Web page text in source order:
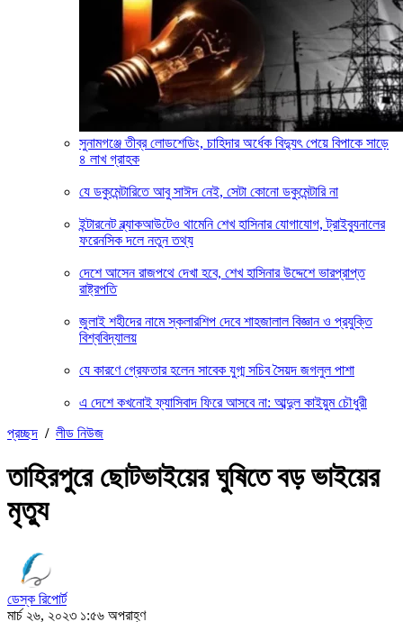
সুনামগঞ্জে তীব্র লোডশেডিং, চাহিদার অর্ধেক বিদ্যুৎ পেয়ে বিপাকে সাড়ে
৪ লাখ গ্রাহক
যে ডকুমেন্টারিতে আবু সাঈদ নেই, সেটা কোনো ডকুমেন্টারি না
ইন্টারনেট ব্ল্যাকআউটেও থামেনি শেখ হাসিনার যোগাযোগ, ট্রাইব্যুনালের
ফরেনসিক দলে নতুন তথ্য
দেশে আসেন রাজপথে দেখা হবে, শেখ হাসিনার উদ্দেশে ভারপ্রাপ্ত
রাষ্ট্রপতি
জুলাই শহীদের নামে স্কলারশিপ দেবে শাহজালাল বিজ্ঞান ও প্রযুক্তি
বিশ্ববিদ্যালয়
যে কারণে গ্রেফতার হলেন সাবেক যুগ্ম সচিব সৈয়দ জগলুল পাশা
এ দেশে কখনোই ফ্যাসিবাদ ফিরে আসবে না: আব্দুল কাইয়ুম চৌধুরী
প্রচ্ছদ / লীড নিউজ
তাহিরপুরে ছোটভাইয়ের ঘুষিতে বড় ভাইয়ের
মৃত্যু
ডেস্ক রিপোর্ট
মার্চ ২৬, ২০২৩ ১:৫৬ অপরাহ্ণ